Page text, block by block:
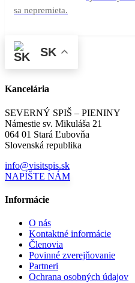
sa nepremieta.
SK
Kancelária
SEVERNÝ SPIŠ – PIENINY
Námestie sv. Mikuláša 21
064 01 Stará Ľubovňa
Slovenská republika
info@visitspis.sk
NAPÍŠTE NÁM
Informácie
O nás
Kontaktné informácie
Členovia
Povinné zverejňovanie
Partneri
Ochrana osobných údajov